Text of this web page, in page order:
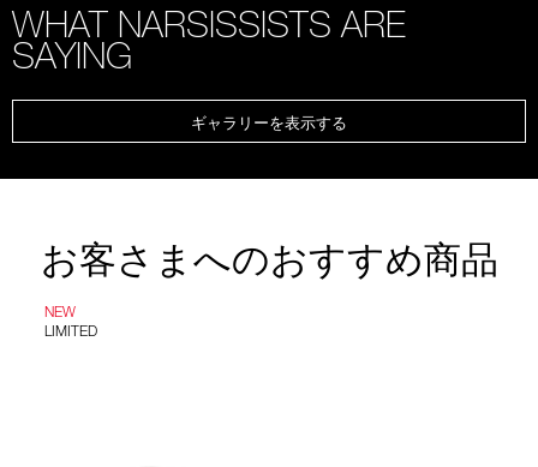
WHAT NARSISSISTS ARE
SAYING
ギャラリーを表示する
お客さまへのおすすめ商品
NEW
LIMITED